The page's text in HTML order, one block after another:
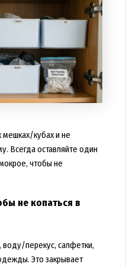
мешках/кубах и не
Всегда оставляйте один
чтобы не
не копаться в
перекус, салфетки,
Это закрывает